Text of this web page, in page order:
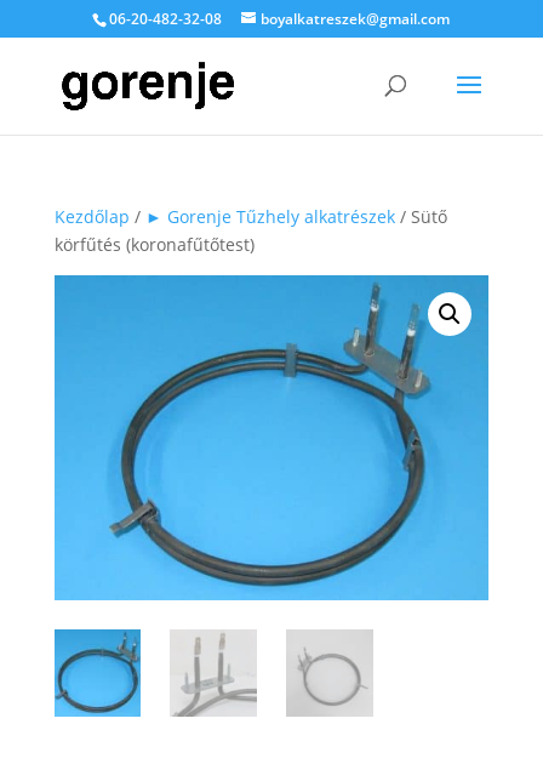
06-20-482-32-08 boyalkatreszek@gmail.com
Kezdőlap / ► Gorenje Tűzhely alkatrészek/ Sütő
körfűtés (koronafűtőtest)